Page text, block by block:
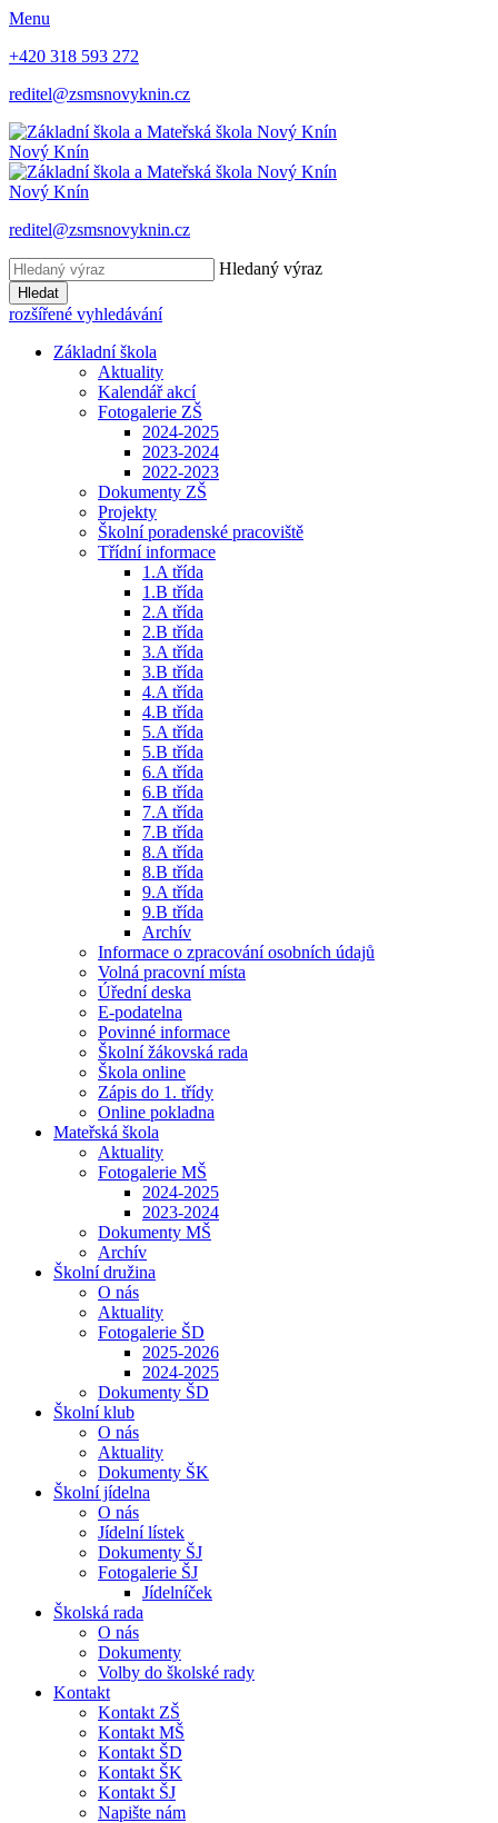
Menu
+420 318 593 272
reditel@zsmsnovyknin.cz
Nový Knín
Nový Knín
reditel@zsmsnovyknin.cz
Hledaný výraz
Hledat
rozšířené vyhledávání
Základní škola
Aktuality
Kalendář akcí
Fotogalerie ZŠ
2024-2025
2023-2024
2022-2023
Dokumenty ZŠ
Projekty
Školní poradenské pracoviště
Třídní informace
1.A třída
1.B třída
2.A třída
2.B třída
3.A třída
3.B třída
4.A třída
4.B třída
5.A třída
5.B třída
6.A třída
6.B třída
7.A třída
7.B třída
8.A třída
8.B třída
9.A třída
9.B třída
Archív
Informace o zpracování osobních údajů
Volná pracovní místa
Úřední deska
E-podatelna
Povinné informace
Školní žákovská rada
Škola online
Zápis do 1. třídy
Online pokladna
Mateřská škola
Aktuality
Fotogalerie MŠ
2024-2025
2023-2024
Dokumenty MŠ
Archív
Školní družina
O nás
Aktuality
Fotogalerie ŠD
2025-2026
2024-2025
Dokumenty ŠD
Školní klub
O nás
Aktuality
Dokumenty ŠK
Školní jídelna
O nás
Jídelní lístek
Dokumenty ŠJ
Fotogalerie ŠJ
Jídelníček
Školská rada
O nás
Dokumenty
Volby do školské rady
Kontakt
Kontakt ZŠ
Kontakt MŠ
Kontakt ŠD
Kontakt ŠK
Kontakt ŠJ
Napište nám